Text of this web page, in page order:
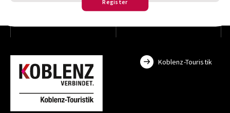
Register
Koblenz-Touristik